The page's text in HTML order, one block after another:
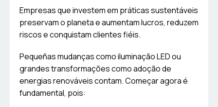
Empresas que investem em práticas sustentáveis
preservam o planeta e aumentam lucros, reduzem
riscos e conquistam clientes fiéis.
Pequeñas mudanças como iluminação LED ou
grandes transformações como adoção de
energias renováveis contam. Começar agora é
fundamental, pois: